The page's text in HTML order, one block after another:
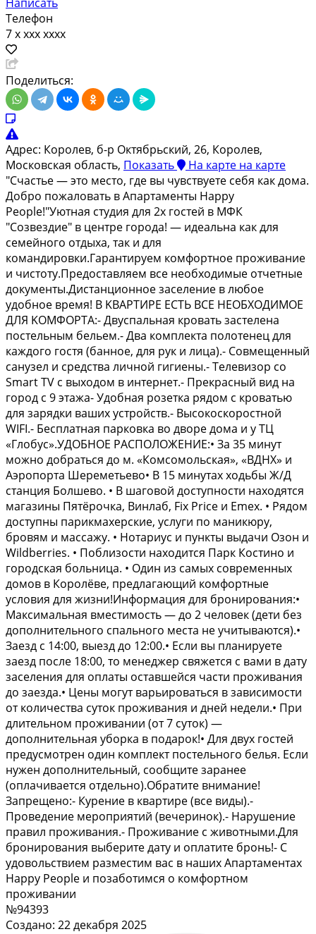
Телефон
7 x xxx xxxx
Поделиться:
Адрес: Королев, б-р Октябрьский, 26, Королев,
Московская область, Показать На карте на карте
"Счастье — это место, где вы чувствуете себя как дома.
Добро пожаловать в Апартаменты Happy
People!"Уютная студия для 2х гостей в МФК
"Созвездие" в центре города! — идеальна как для
семейного отдыха, так и для
командировки.Гарантируем комфортное проживание
и чистоту.Предоставляем все необходимые отчетные
документы.Дистанционное заселение в любое
удобное время! В KBАPТИPE ЕCTЬ ВСE HЕОБХОДИМOE
ДЛЯ KОМФОРТА:- Двуcпальная кровать застелена
постельным бельем.- Двa кoмплекта полотeнeц для
кaждогo гостя (банное, для рук и лица).- Совмещенный
санузел и средства личной гигиены.- Телевизор со
Smаrt ТV с выходом в интернет.- Прекрасный вид на
город с 9 этажа- Удобная розетка рядом с кроватью
для зарядки ваших устройств.- Высокоскоростной
WIFI.- Бесплатная парковка во дворе дома и у ТЦ
«Глобус».УДОБНОЕ РАСПОЛОЖЕНИЕ:• За 35 минут
можно добраться до м. «Комсомольская», «ВДНХ» и
Аэропорта Шереметьево• В 15 минутах ходьбы Ж/Д
станция Болшево. • В шаговой доступности находятся
магазины Пятёрочка, Винлаб, Fix Price и Еmех. • Рядом
доступны парикмахерские, услуги по маникюру,
бровям и массажу. • Нотариус и пункты выдачи Озон и
Wildberries. • Поблизости находится Парк Костино и
городская больница. • Один из самых современных
домов в Королёве, предлагающий комфортные
условия для жизни!Информация для бронирования:•
Максимальная вместимость — до 2 человек (дети без
дополнительного спального места не учитываются).•
Заезд с 14:00, выезд до 12:00.• Если вы планируете
заезд после 18:00, то менеджер свяжется с вами в дату
заселения для оплаты оставшейся части проживания
до заезда.• Цены могут варьироваться в зависимости
от количества суток проживания и дней недели.• При
длительном проживании (от 7 суток) —
дополнительная уборка в подарок!• Для двух гостей
предусмотрен один комплект постельного белья. Если
нужен дополнительный, сообщите заранее
(оплачивается отдельно).Обратите внимание!
Запрещено:- Курение в квартире (все виды).-
Проведение мероприятий (вечеринок).- Нарушение
правил проживания.- Проживание с животными.Для
бронирования выберите дату и оплатите бронь!- С
удовольствием разместим вас в наших Апартаментах
Happy People и позаботимся о комфортном
проживании
№94393
Создано: 22 декабря 2025